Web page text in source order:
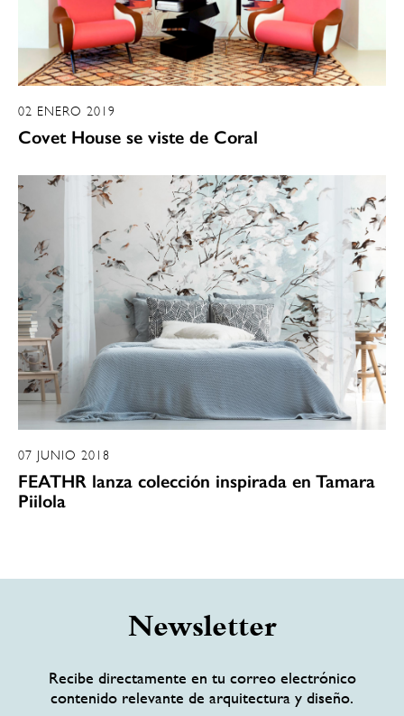
02 ENERO 2019
Covet House se viste de Coral
07 JUNIO 2018
FEATHR lanza colección inspirada en Tamara
Piilola
Newsletter
Recibe directamente en tu correo electrónico
contenido relevante de arquitectura y diseño.